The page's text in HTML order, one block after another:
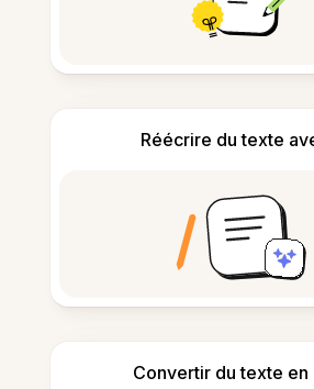
Réécrire du texte
Convertir du texte en